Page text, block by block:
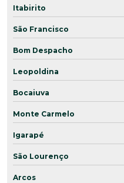
Itabirito
São Francisco
Bom Despacho
Leopoldina
Bocaiuva
Monte Carmelo
Igarapé
São Lourenço
Arcos